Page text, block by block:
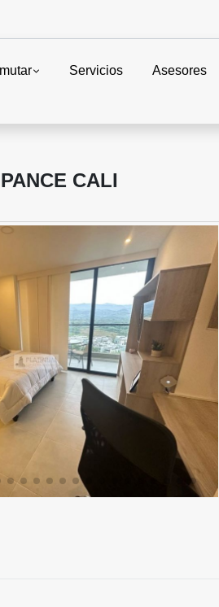
Servicios Asesores
CALI